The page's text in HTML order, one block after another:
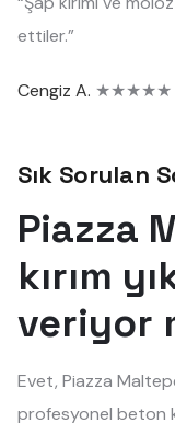
ettiler.”
Cengiz A. ★★★★★
Sık Sorulan
Piazza
kırım
veriyor
Evet, Piazza
profesyonel beton